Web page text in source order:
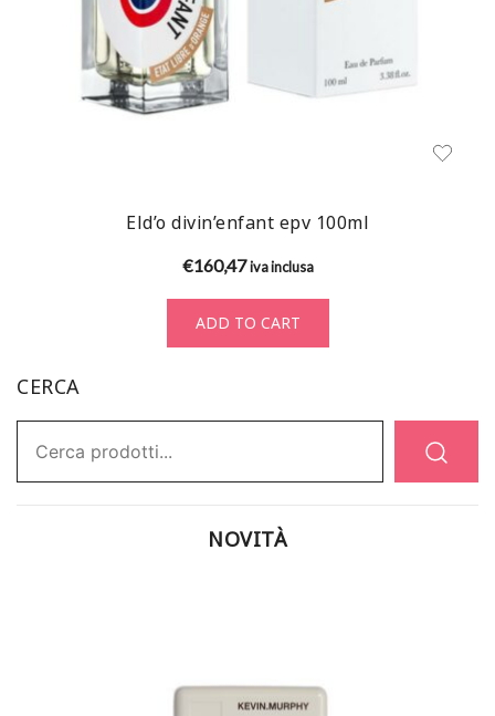
Eld’o divin’enfant epv 100ml
€160,47 iva inclusa
ADD TO CART
CERCA
NOVITÀ